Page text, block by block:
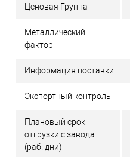
Ценовая Группа
Металлический
фактор
Информация поставки
Экспортный контроль
Плановый срок
отгрузки с завода
(раб. дни)